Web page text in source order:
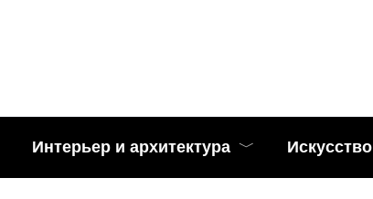
Интерьер и архитектура Искусство